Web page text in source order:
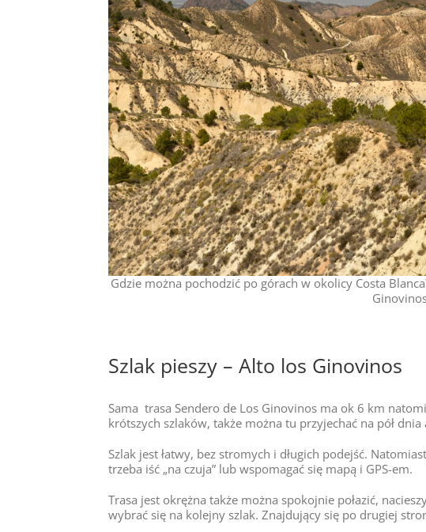
Gdzie można pochodzić po górach w okolicy Costa
Szlak pieszy – Alto los Ginovinos
Sama trasa Sendero de Los Ginovinos ma ok 6 km
krótszych szlaków, także można tu przyjechać na pół
Szlak jest łatwy, bez stromych i długich podejść.
trzeba iść „na czuja” lub wspomagać się mapą i GPS-em.
Trasa jest okrężna także można spokojnie połazić,
wybrać się na kolejny szlak. Znajdujący się po drugiej